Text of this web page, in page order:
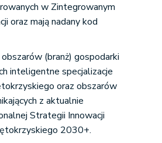
w Zintegrowanym
oraz mają nadany kod
(branż) gospodarki
inteligentne specjalizacje
oraz obszarów
z aktualnie
Strategii Innowacji
2030+.